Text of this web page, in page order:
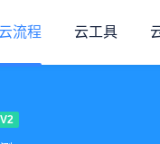
云流程 云工具
V2